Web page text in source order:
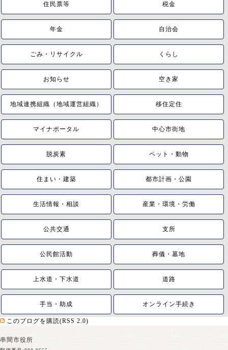
住民票等 税金
年金 自治会
ごみ・リサイクル くらし
お知らせ 空き家
地域連携組織（地域運営組織） 移住定住
マイナポータル 中心市街地
脱炭素 ペット・動物
住まい・建築 都市計画・公園
生活情報・相談 産業・環境・労働
公共交通 支所
公民館活動 葬儀・墓地
上水道・下水道 道路
手当・助成 オンライン手続き
このブログを購読(RSS 2.0)
串間市役所